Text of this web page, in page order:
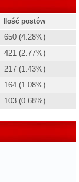
Ilość postów
650 (4.28%)
421 (2.77%)
217 (1.43%)
164 (1.08%)
103 (0.68%)